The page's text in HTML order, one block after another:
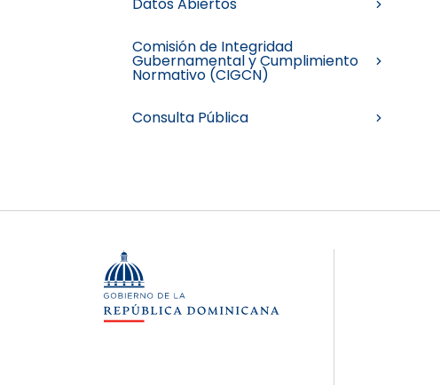
Comisión de Integridad
Gubernamental y Cumplimiento
Normativo (CIGCN)
Consulta Pública